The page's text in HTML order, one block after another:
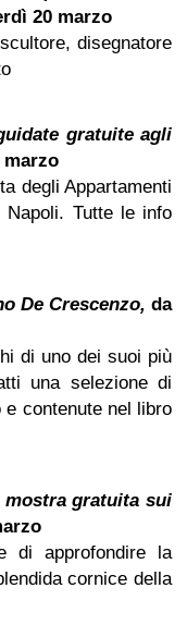
20 marzo
disegnatore
gratuite agli
marzo
degli Appartamenti
Napoli. Tutte le info
De Crescenzo, da
di uno dei suoi più
una selezione di
contenute nel libro
mostra gratuita sui
di approfondire la
cornice della